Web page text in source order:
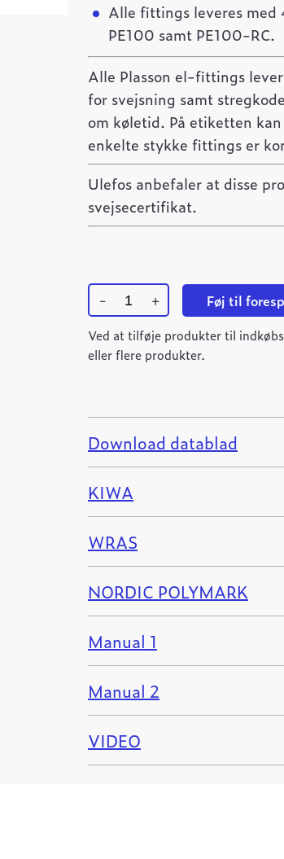
Alle fittings leveres med
PE100 samt PE100-RC.
Alle Plasson el-fittings
for svejsning samt
om køletid. På etiketten
enkelte stykke fittings er
Ulefos anbefaler at disse
svejsecertifikat.
-
110
x
63
mm.
+ Føj til
Ved at tilføje produkter til
eller flere produkter.
Download datablad
KIWA
WRAS
NORDIC POLYMARK
Manual 1
Manual 2
VIDEO